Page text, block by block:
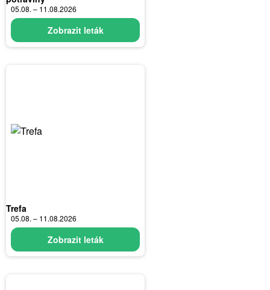
05.08. – 11.08.2026
Zobrazit leták
Trefa
05.08. – 11.08.2026
Zobrazit leták